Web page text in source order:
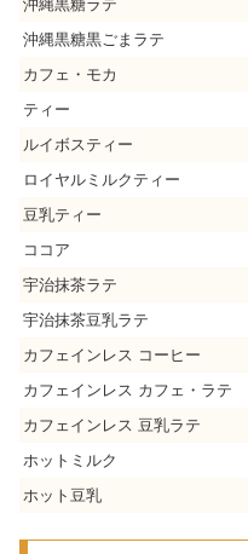
沖縄黒糖ラテ
沖縄黒糖黒ごまラテ
カフェ・モカ
ティー
ルイボスティー
ロイヤルミルクティー
豆乳ティー
ココア
宇治抹茶ラテ
宇治抹茶豆乳ラテ
カフェインレス コーヒー
カフェインレス カフェ・ラテ
カフェインレス 豆乳ラテ
ホットミルク
ホット豆乳